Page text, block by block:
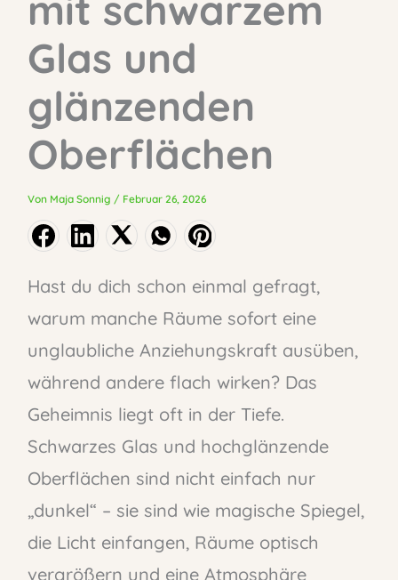
Glas und
glänzenden
Oberflächen
Von Maja Sonnig / Februar 26, 2026
Hast du dich schon einmal gefragt,
warum manche Räume sofort eine
unglaubliche Anziehungskraft ausüben,
während andere flach wirken? Das
Geheimnis liegt oft in der Tiefe.
Schwarzes Glas und hochglänzende
Oberflächen sind nicht einfach nur
„dunkel“ – sie sind wie magische Spiegel,
die Licht einfangen, Räume optisch
vergrößern und eine Atmosphäre